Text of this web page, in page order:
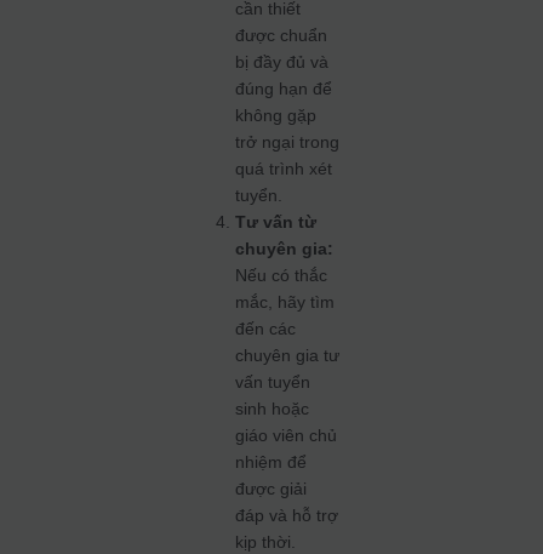
cần thiết
được chuẩn
bị đầy đủ và
đúng hạn để
không gặp
trở ngại trong
quá trình xét
tuyển.
Tư vấn từ
chuyên gia:
Nếu có thắc
mắc, hãy tìm
đến các
chuyên gia tư
vấn tuyển
sinh hoặc
giáo viên chủ
nhiệm để
được giải
đáp và hỗ trợ
kịp thời.